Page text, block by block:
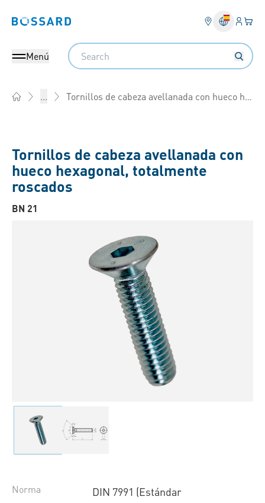
Bossard homepage
Menú
Search
... Tornillos de cabeza avellanada con hueco hexagonal, totalmente roscados
Tornillos de cabeza avellanada con
hueco hexagonal, totalmente
roscados
BN 21
Norma
DIN 7991 (Estándar